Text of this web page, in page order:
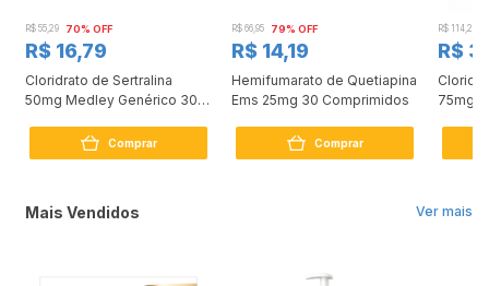
R$ 55,29 70% OFF
R$ 16,79
Cloridrato de Sertralina
50mg Medley Genérico 30
Comprar
R$ 66,95 79% OFF
R$ 14,19
Hemifumarato de Quetiapina
Ems 25mg 30 Comprimidos
Comprar
R$ 114,24
R$
75mg
Ver mais
Mais Vendidos